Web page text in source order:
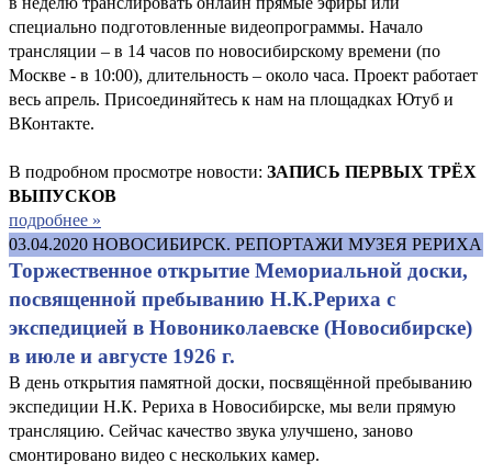
специально подготовленные видеопрограммы. Начало
трансляции – в 14 часов по новосибирскому времени (по
Москве - в 10:00), длительность – около часа. Проект работает
весь апрель. Присоединяйтесь к нам на площадках Ютуб и
ВКонтакте.
В подробном просмотре новости: ЗАПИСЬ ПЕРВЫХ ТРЁХ
ВЫПУСКОВ
подробнее »
03.04.2020 НОВОСИБИРСК. РЕПОРТАЖИ МУЗЕЯ РЕРИХА
Торжественное открытие Мемориальной доски,
посвященной пребыванию Н.К.Рериха с
экспедицией в Новониколаевске (Новосибирске)
в июле и августе 1926 г.
В день открытия памятной доски, посвящённой пребыванию
экспедиции Н.К. Рериха в Новосибирске, мы вели прямую
трансляцию. Сейчас качество звука улучшено, заново
смонтировано видео с нескольких камер.